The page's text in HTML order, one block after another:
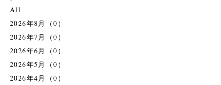
All
2026年8月（0）
2026年7月（0）
2026年6月（0）
2026年5月（0）
2026年4月（0）